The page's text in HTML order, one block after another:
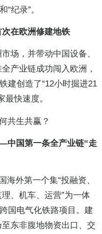
“纪录”。
在欧洲修建地铁
场，并带动中国设备、
产业链成功闯入欧洲，
建创造了“12小时掘进21
最快速度。
中国第一条全产业链“走
海外第一个集“投融资、
、机车、运营”为一体
国电气化铁路项目。建
东非腹地物资出口、交